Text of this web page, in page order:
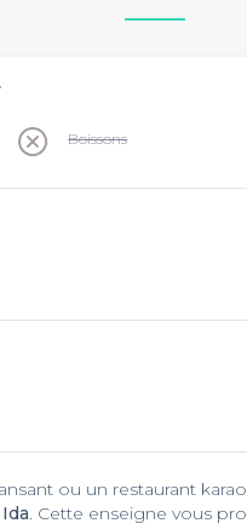
Boissons
karaoké à Marseille ? Ne cherchez
. Cette enseigne vous